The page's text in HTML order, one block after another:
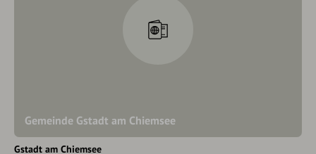
Gemeinde Gstadt am Chiemsee
Gstadt am Chiemsee